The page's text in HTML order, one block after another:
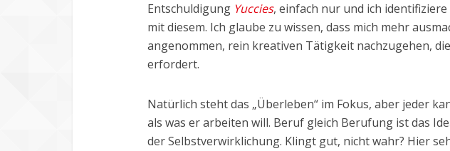
Entschuldigung Yuccies, einfach nur und ich
mit diesem. Ich glaube zu wissen, dass mich mehr
angenommen, rein kreativen Tätigkeit nachzugehen,
erfordert.
Natürlich steht das „Überleben“ im Fokus, aber jeder
als was er arbeiten will. Beruf gleich Berufung ist das
der Selbstverwirklichung. Klingt gut, nicht wahr? Hier